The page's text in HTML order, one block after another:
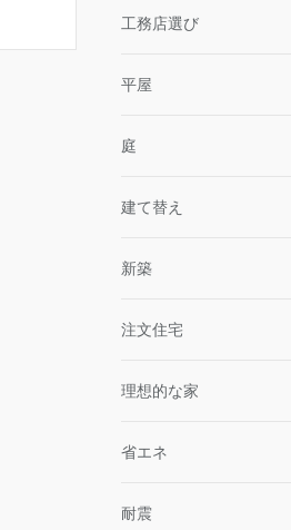
工務店選び
平屋
庭
建て替え
新築
注文住宅
理想的な家
省エネ
耐震